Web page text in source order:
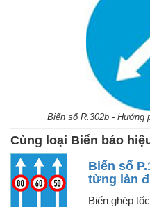
Biển số R.302b - Hướng
Cùng loại Biển báo
Biển số
từng làn
Biển ghép